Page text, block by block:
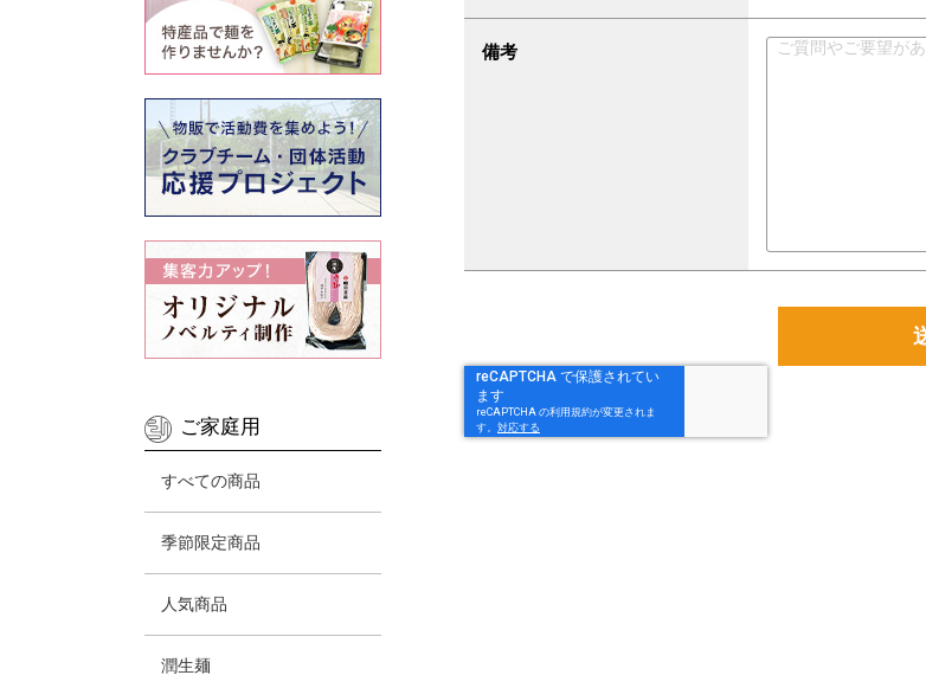
備考
ご家庭用
すべての商品
季節限定商品
人気商品
潤生麺